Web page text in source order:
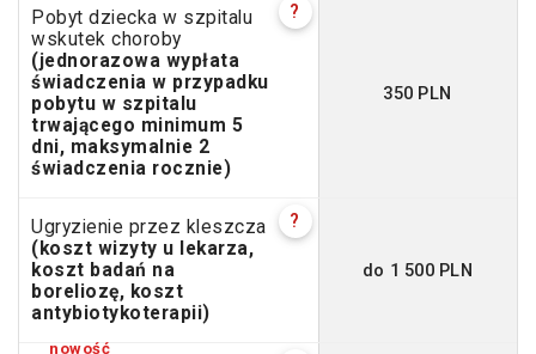
Pobyt dziecka w szpitalu
wskutek choroby
(jednorazowa wypłata
świadczenia w przypadku
pobytu w szpitalu
trwającego minimum 5
dni, maksymalnie 2
świadczenia rocznie)
?
350 PLN
Ugryzienie przez kleszcza
(koszt wizyty u lekarza,
koszt badań na
boreliozę, koszt
antybiotykoterapii)
?
do 1 500 PLN